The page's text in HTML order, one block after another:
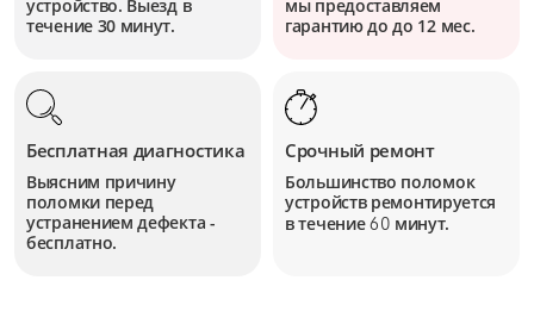
устройство. Выезд в
течение 30 минут.
мы предоставляем
гарантию до до 12 мес.
Бесплатная диагностика
Выясним причину
поломки перед
устранением дефекта -
бесплатно.
Срочный ремонт
Большинство поломок
устройств ремонтируется
в течение60 минут.